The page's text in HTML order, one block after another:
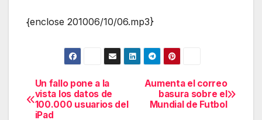
{enclose 201006/10/06.mp3}
Navegación
de
Aumenta el correo
basura sobre el
Mundial de Futbol
Un fallo pone a la
vista los datos de
100.000 usuarios del
iPad